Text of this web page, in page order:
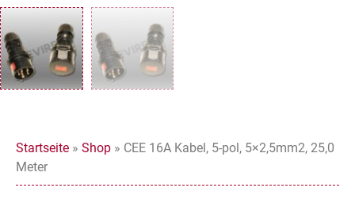
Startseite » Shop » CEE 16A Kabel, 5-pol, 5×2,5mm2, 25,0
Meter